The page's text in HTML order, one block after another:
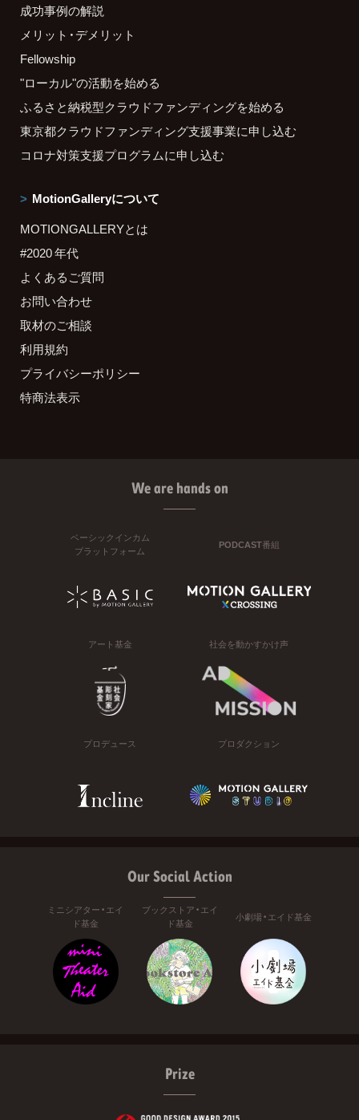
成功事例の解説
メリット・デメリット
Fellowship
"ローカル"の活動を始める
ふるさと納税型クラウドファンディングを始める
東京都クラウドファンディング支援事業に申し込む
コロナ対策支援プログラムに申し込む
MotionGalleryについて
MOTIONGALLERYとは
#2020 年代
よくあるご質問
お問い合わせ
取材のご相談
利用規約
プライバシーポリシー
特商法表示
We are hands on
ベーシックインカム
プラットフォーム
PODCAST番組
アート基金 社会を動かすかけ声
プロデュース プロダクション
Our Social Action
ミニシアター・エイ
ド基金
ブックストア・エイ
ド基金
小劇場・エイド基金
Prize